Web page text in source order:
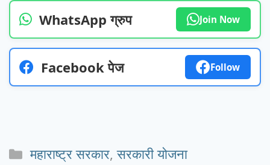
WhatsApp ग्रुप Join Now
Facebook पेज Follow
Categories
महाराष्ट्र सरकार,सरकारी योजना